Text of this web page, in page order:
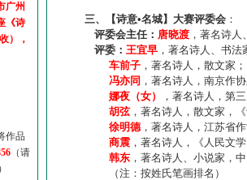
广州
《诗
），
作品
（请
三、【诗意•名城】大赛评委会 ：
评委会主任： 唐晓渡 ，著名诗
评委： 王宜早 ，著名诗人、书
车前子 ，著名诗人，散文家；
冯亦同 ，著名诗人，南京作
娜夜（女）
，著名诗人，第
胡弦，著名诗人，散文家，
徐明德，著名诗人，江苏省
商震 ，著名诗人，《人民文
韩东 ，著名诗人、小说家，
（注：按姓氏笔画排名）